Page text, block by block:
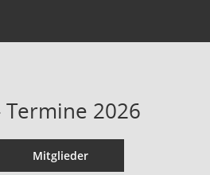
Termine 2026
Mitglieder